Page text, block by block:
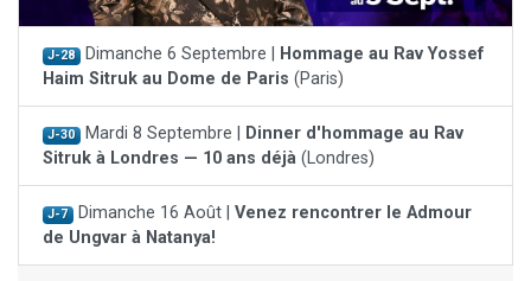
J-28 Dimanche 6 Septembre | Hommage au Rav Yossef
Haim Sitruk au Dome de Paris (Paris)
J-30 Mardi 8 Septembre | Dinner d'hommage au Rav
Sitruk à Londres — 10 ans déjà (Londres)
J-7 Dimanche 16 Août | Venez rencontrer le Admour
de Ungvar à Natanya!